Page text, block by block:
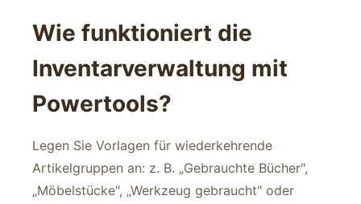
Wie funktioniert die
Inventarverwaltung mit
Powertools?
Legen Sie Vorlagen für wiederkehrende
Artikelgruppen an: z. B. „Gebrauchte Bücher",
„Möbelstücke", „Werkzeug gebraucht" oder